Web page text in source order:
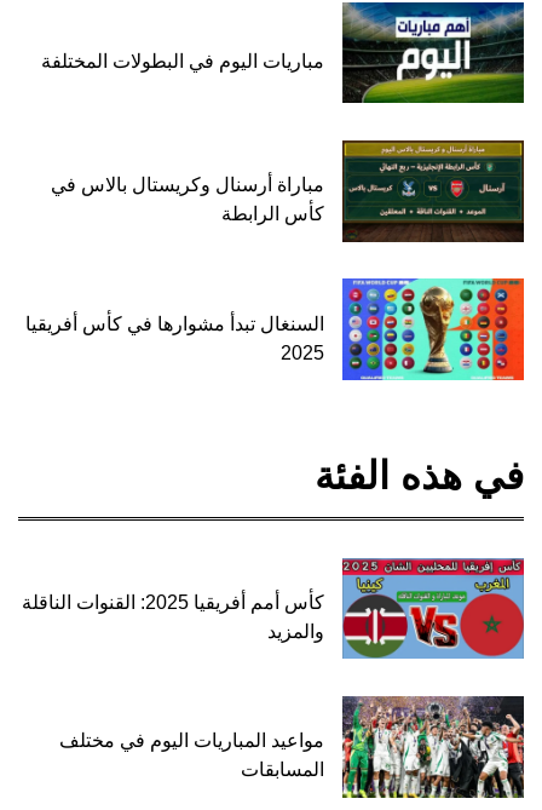
مباريات اليوم في البطولات المختلفة
مباراة أرسنال وكريستال بالاس في
كأس الرابطة
السنغال تبدأ مشوارها في كأس أفريقيا
2025
في هذه الفئة
كأس أمم أفريقيا 2025: القنوات الناقلة
والمزيد
مواعيد المباريات اليوم في مختلف
المسابقات